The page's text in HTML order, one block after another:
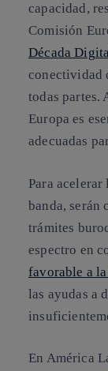
capacidad,
Comisión
Década
conectividad
todas partes.
Europa es
adecuadas
Para acelerar
banda, serán
trámites
espectro en
favorable a
las ayudas a
En América